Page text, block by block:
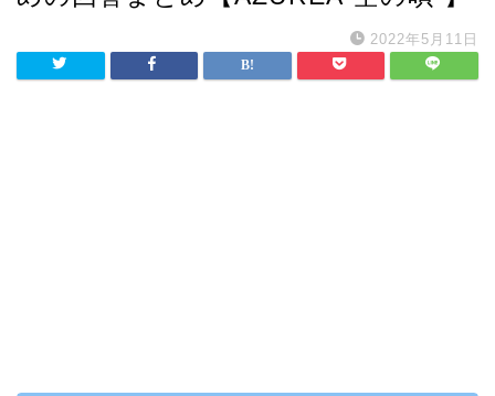
2022年5月11日